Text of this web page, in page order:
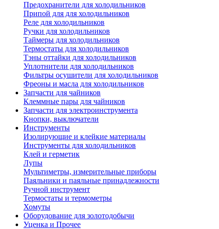
Предохранители для холодильников
Припой для для холодильников
Реле для холодильников
Ручки для холодильников
Таймеры для холодильников
Термостаты для холодильников
Тэны оттайки для холодильников
Уплотнители для холодильников
Фильтры осушители для холодильников
Фреоны и масла для холодильников
Запчасти для чайников
Клеммные пары для чайников
Запчасти для электроинструмента
Кнопки, выключатели
Инструменты
Изолирующие и клейкие материалы
Инструменты для холодильников
Клей и герметик
Лупы
Мультиметры, измерительные приборы
Паяльники и паяльные принадлежности
Ручной инструмент
Термостаты и термометры
Хомуты
Оборудование для золотодобычи
Уценка и Прочее